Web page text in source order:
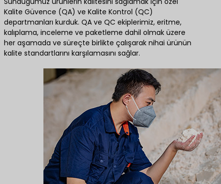
Kalite Güvence (QA) ve Kalite Kontrol (QC)
departmanları kurduk. QA ve QC ekiplerimiz, eritme,
kalıplama, inceleme ve paketleme dahil olmak üzere
her aşamada ve süreçte birlikte çalışarak nihai ürünün
kalite standartlarını karşılamasını sağlar.